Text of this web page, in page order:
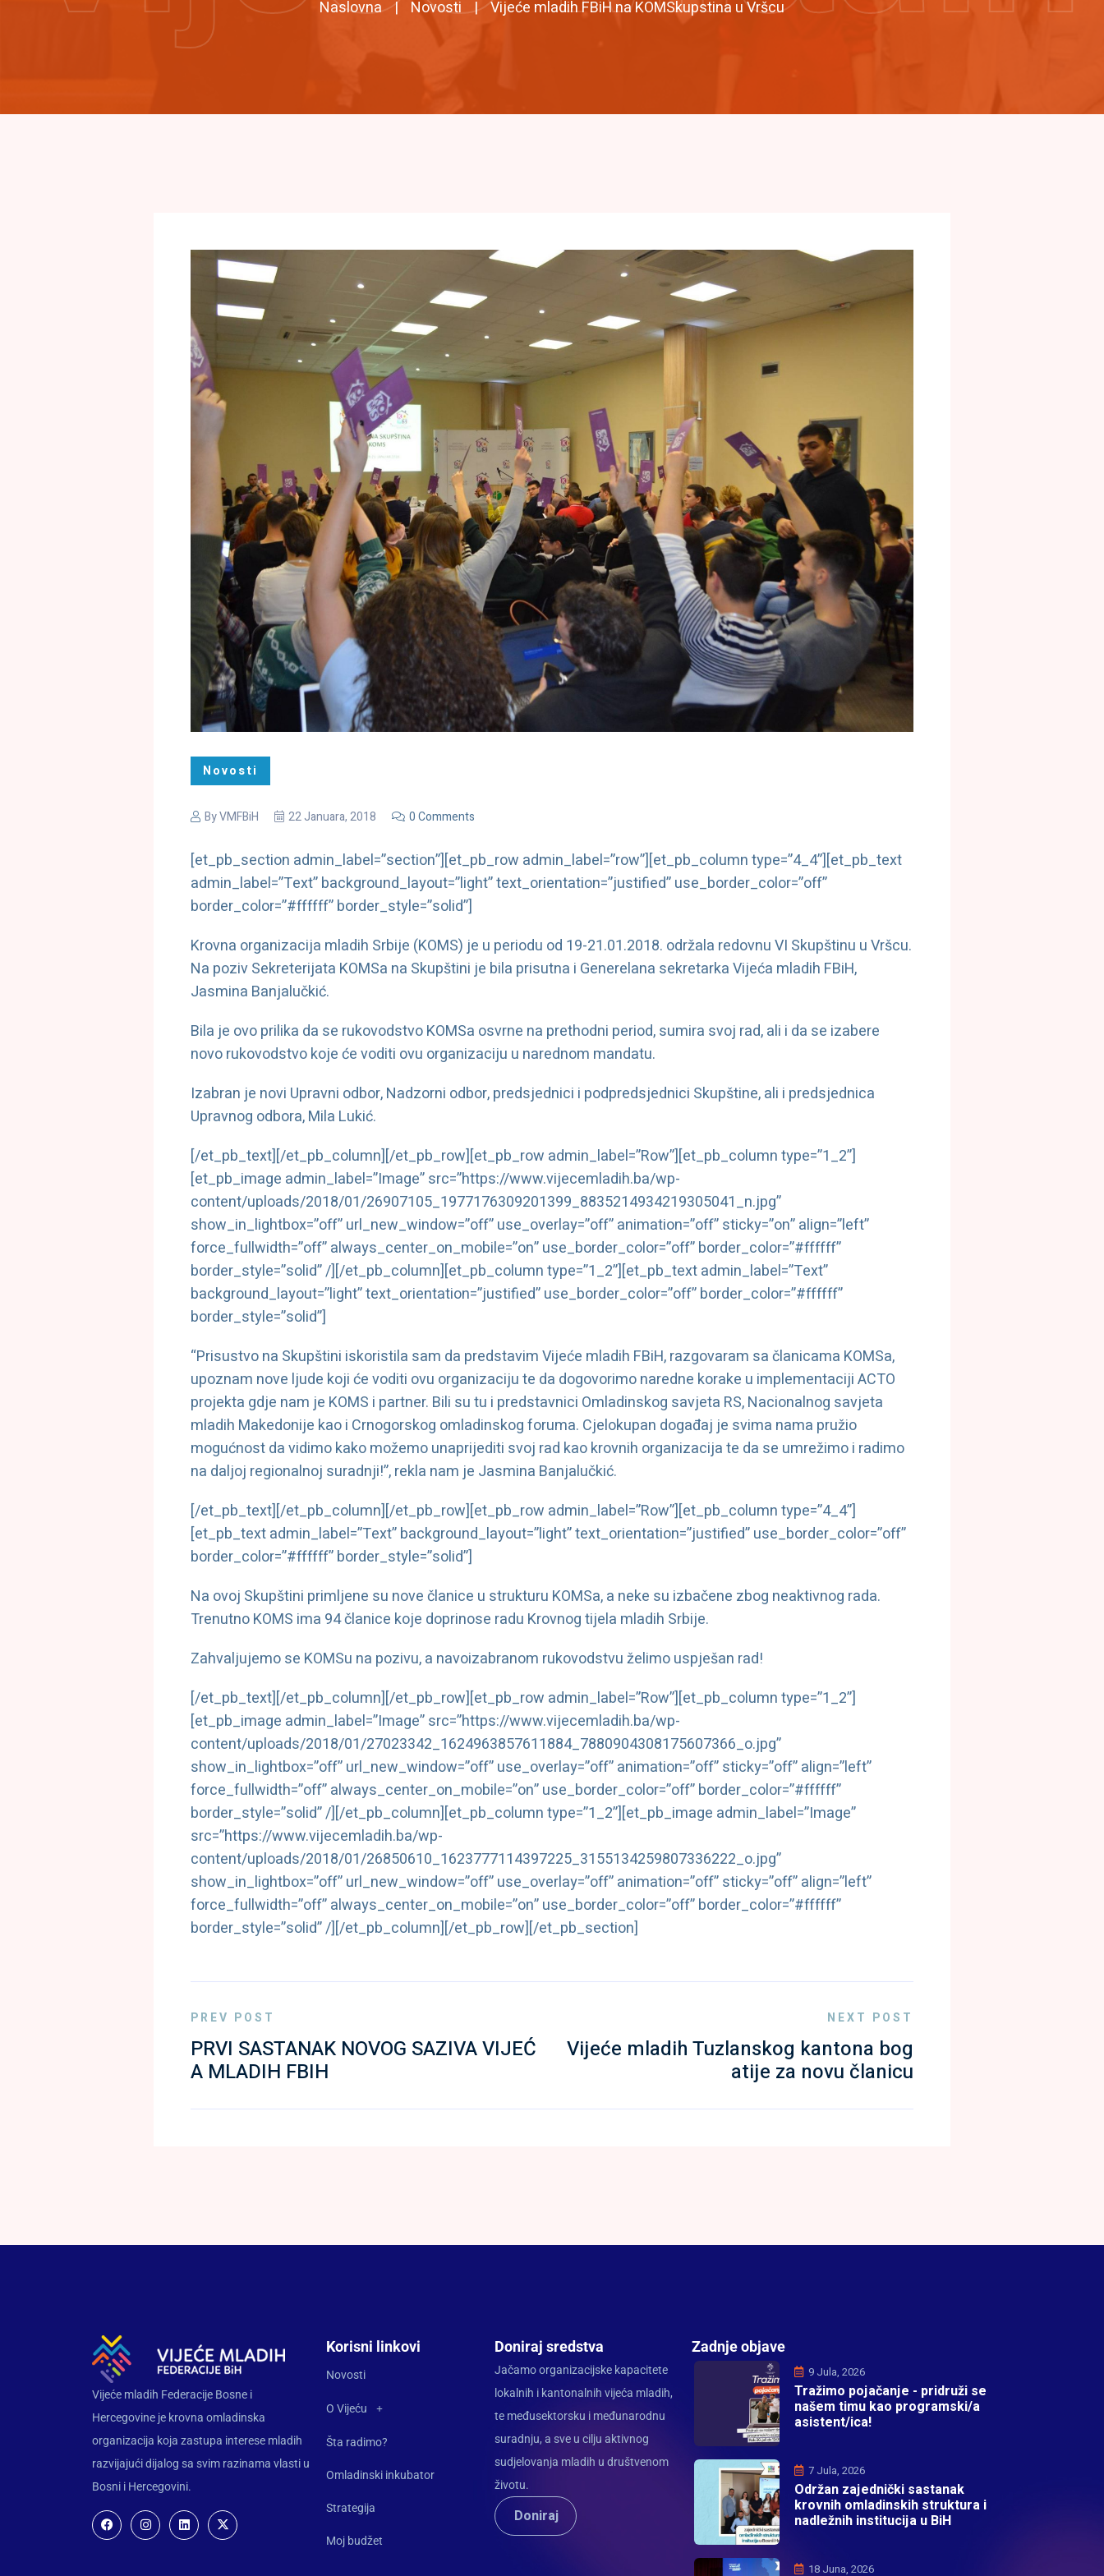
Naslovna Novosti Vijeće mladih FBiH na KOMSkupstina u Vršcu
Novosti
ByVMFBiH 22 Januara, 2018 0 Comments
[et_pb_section admin_label=”section”][et_pb_row admin_label=”row”][et_pb_column type=”4_4”][et_pb_text
admin_label=”Text” background_layout=”light” text_orientation=”justified” use_border_color=”off”
border_color=”#ffffff” border_style=”solid”]
Krovna organizacija mladih Srbije (KOMS) je u periodu od 19-21.01.2018. održala redovnu VI Skupštinu u Vršcu.
Na poziv Sekreterijata KOMSa na Skupštini je bila prisutna i Generelana sekretarka Vijeća mladih FBiH,
Jasmina Banjalučkić.
Bila je ovo prilika da se rukovodstvo KOMSa osvrne na prethodni period, sumira svoj rad, ali i da se izabere
novo rukovodstvo koje će voditi ovu organizaciju u narednom mandatu.
Izabran je novi Upravni odbor, Nadzorni odbor, predsjednici i podpredsjednici Skupštine, ali i predsjednica
Upravnog odbora, Mila Lukić.
[/et_pb_text][/et_pb_column][/et_pb_row][et_pb_row admin_label=”Row”][et_pb_column type=”1_2”]
[et_pb_image admin_label=”Image” src=”https://www.vijecemladih.ba/wp-
content/uploads/2018/01/26907105_1977176309201399_8835214934219305041_n.jpg”
show_in_lightbox=”off” url_new_window=”off” use_overlay=”off” animation=”off” sticky=”on” align=”left”
force_fullwidth=”off” always_center_on_mobile=”on” use_border_color=”off” border_color=”#ffffff”
border_style=”solid” /][/et_pb_column][et_pb_column type=”1_2”][et_pb_text admin_label=”Text”
background_layout=”light” text_orientation=”justified” use_border_color=”off” border_color=”#ffffff”
border_style=”solid”]
“Prisustvo na Skupštini iskoristila sam da predstavim Vijeće mladih FBiH, razgovaram sa članicama KOMSa,
upoznam nove ljude koji će voditi ovu organizaciju te da dogovorimo naredne korake u implementaciji ACTO
projekta gdje nam je KOMS i partner. Bili su tu i predstavnici Omladinskog savjeta RS, Nacionalnog savjeta
mladih Makedonije kao i Crnogorskog omladinskog foruma. Cjelokupan događaj je svima nama pružio
mogućnost da vidimo kako možemo unaprijediti svoj rad kao krovnih organizacija te da se umrežimo i radimo
na daljoj regionalnoj suradnji!”, rekla nam je Jasmina Banjalučkić.
[/et_pb_text][/et_pb_column][/et_pb_row][et_pb_row admin_label=”Row”][et_pb_column type=”4_4”]
[et_pb_text admin_label=”Text” background_layout=”light” text_orientation=”justified” use_border_color=”off”
border_color=”#ffffff” border_style=”solid”]
Na ovoj Skupštini primljene su nove članice u strukturu KOMSa, a neke su izbačene zbog neaktivnog rada.
Trenutno KOMS ima 94 članice koje doprinose radu Krovnog tijela mladih Srbije.
Zahvaljujemo se KOMSu na pozivu, a navoizabranom rukovodstvu želimo uspješan rad!
[/et_pb_text][/et_pb_column][/et_pb_row][et_pb_row admin_label=”Row”][et_pb_column type=”1_2”]
[et_pb_image admin_label=”Image” src=”https://www.vijecemladih.ba/wp-
content/uploads/2018/01/27023342_1624963857611884_7880904308175607366_o.jpg”
show_in_lightbox=”off” url_new_window=”off” use_overlay=”off” animation=”off” sticky=”off” align=”left”
force_fullwidth=”off” always_center_on_mobile=”on” use_border_color=”off” border_color=”#ffffff”
border_style=”solid” /][/et_pb_column][et_pb_column type=”1_2”][et_pb_image admin_label=”Image”
src=”https://www.vijecemladih.ba/wp-
content/uploads/2018/01/26850610_1623777114397225_3155134259807336222_o.jpg”
show_in_lightbox=”off” url_new_window=”off” use_overlay=”off” animation=”off” sticky=”off” align=”left”
force_fullwidth=”off” always_center_on_mobile=”on” use_border_color=”off” border_color=”#ffffff”
border_style=”solid” /][/et_pb_column][/et_pb_row][/et_pb_section]
PREV POST
PRVI SASTANAK NOVOG SAZIVA VIJEĆ
A MLADIH FBIH
NEXT POST
Vijeće mladih Tuzlanskog kantona bog
atije za novu članicu
Vijeće mladih Federacije Bosne i
Hercegovine je krovna omladinska
organizacija koja zastupa interese mladih
razvijajući dijalog sa svim razinama vlasti u
Bosni i Hercegovini.
Korisni linkovi
Novosti
O Vijeću
Šta radimo?
Omladinski inkubator
Strategija
Moj budžet
Doniraj sredstva
Jačamo organizacijske kapacitete
lokalnih i kantonalnih vijeća mladih,
te međusektorsku i međunarodnu
suradnju, a sve u cilju aktivnog
sudjelovanja mladih u društvenom
životu.
Doniraj
Zadnje objave
9 Jula, 2026
Tražimo pojačanje - pridruži se
našem timu kao programski/a
asistent/ica!
7 Jula, 2026
Održan zajednički sastanak
krovnih omladinskih struktura i
nadležnih institucija u BiH
18 Juna, 2026